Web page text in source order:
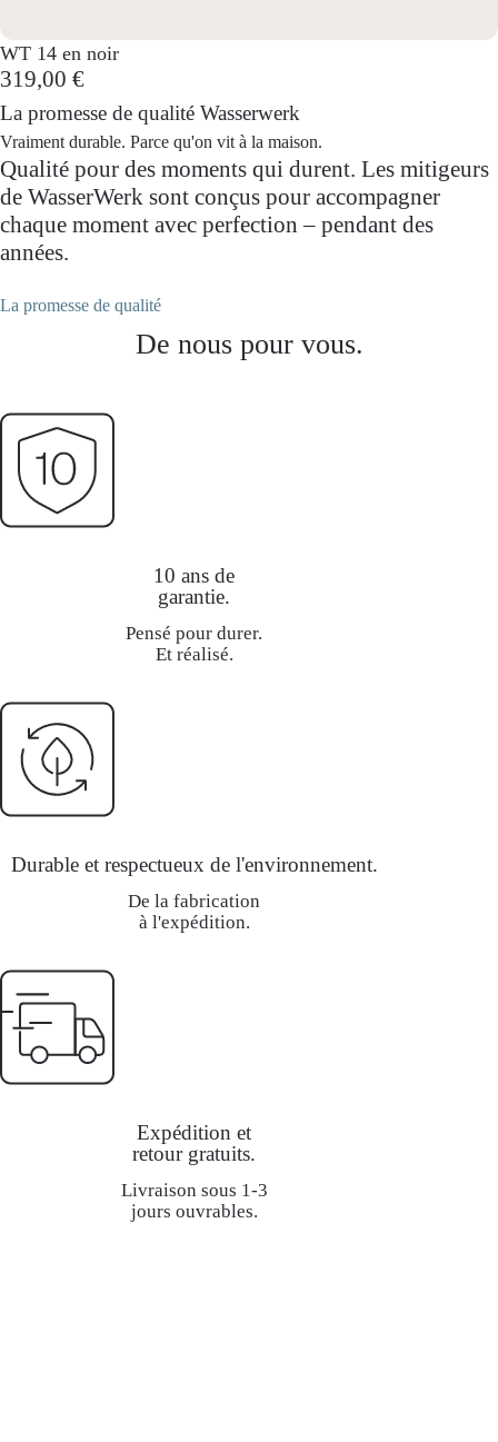
WT 14 en noir
319,00 €
La promesse de qualité Wasserwerk
Vraiment durable. Parce qu'on vit à la maison.
Qualité pour des moments qui durent. Les mitigeurs
de WasserWerk sont conçus pour accompagner
chaque moment avec perfection – pendant des
années.
La promesse de qualité
De nous pour vous.
10 ans de
garantie.
Pensé pour durer.
Et réalisé.
Durable et respectueux de l'environnement.
De la fabrication
à l'expédition.
Expédition et
retour gratuits.
Livraison sous 1-3
jours ouvrables.